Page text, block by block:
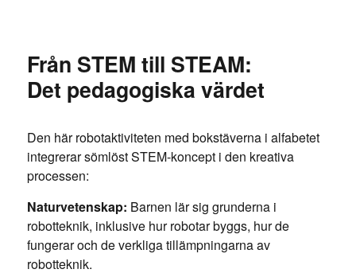
Från STEM till STEAM:
Det pedagogiska värdet
Den här robotaktiviteten med bokstäverna i alfabetet
integrerar sömlöst STEM-koncept i den kreativa
processen:
Naturvetenskap: Barnen lär sig grunderna i
robotteknik, inklusive hur robotar byggs, hur de
fungerar och de verkliga tillämpningarna av
robotteknik.